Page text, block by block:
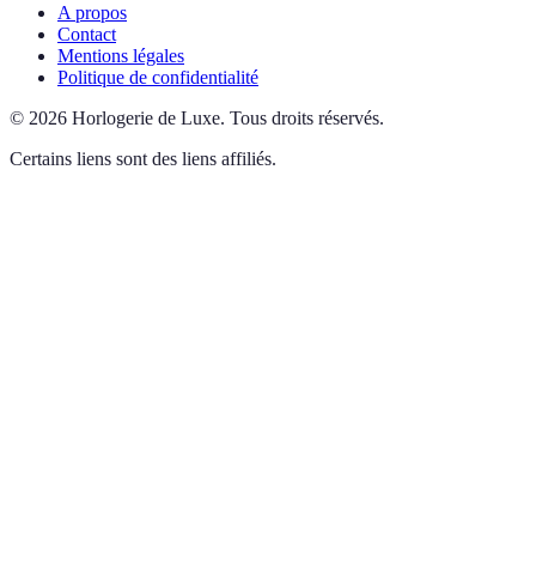
A propos
Contact
Mentions légales
Politique de confidentialité
© 2026 Horlogerie de Luxe. Tous droits réservés.
Certains liens sont des liens affiliés.